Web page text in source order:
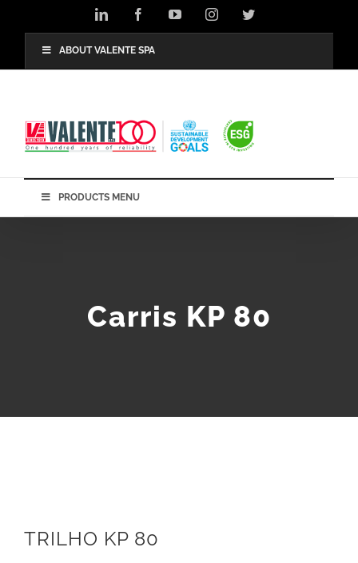
LinkedIn FacebookYouTubeInstagramTwitter
ABOUT VALENTE SPA
PRODUCTS MENU
Carris KP 80
TRILHO KP 80